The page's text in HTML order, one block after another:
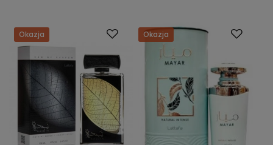
Okazja Okazja